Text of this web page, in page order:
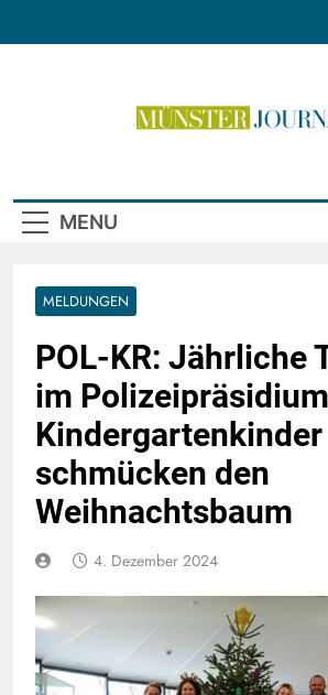
MENU
MELDUNGEN
POL-KR: Jährliche
im
Kindergartenkinder
schmücken den
Weihnachtsbaum
4. Dezember 2024